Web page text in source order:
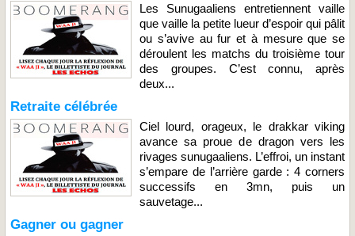
Les Sunugaaliens entretiennent vaille
que vaille la petite lueur d’espoir qui pâlit
ou s’avive au fur et à mesure que se
déroulent les matchs du troisième tour
des groupes. C’est connu, après
deux...
Retraite célébrée
Ciel lourd, orageux, le drakkar viking
avance sa proue de dragon vers les
rivages sunugaaliens. L’effroi, un instant
s’empare de l’arrière garde : 4 corners
successifs en 3mn, puis un
sauvetage...
Gagner ou gagner